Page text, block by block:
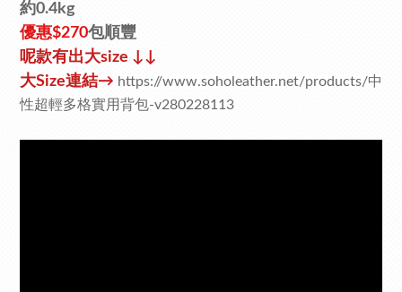
約0.4kg
優惠$270包順豐
呢款有出大size ↓↓
大Size連結→ https://www.soholeather.net/products/中
性超輕多格實用背包-v280228113